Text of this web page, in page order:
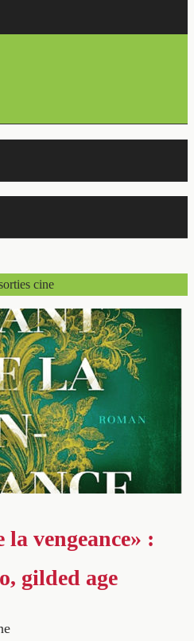
cine
vengeance» :
gilded age